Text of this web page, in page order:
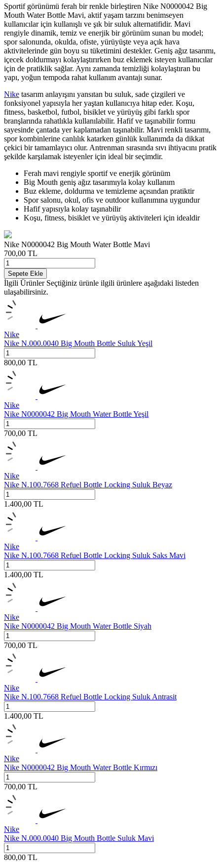
Sportif görünümü ferah bir renkle birleştiren Nike N0000042 Big
Mouth Water Bottle Mavi, aktif yaşam tarzını benimseyen
kullanıcılar için kullanışlı ve şık bir suluk alternatifidir. Mavi
rengiyle dinamik, temiz ve enerjik bir görünüm sunan bu model;
spor salonunda, okulda, ofiste, yürüyüşte veya açık hava
aktivitelerinde gün boyu su tüketimini destekler. Geniş ağız tasarımı,
içecek doldurmayı kolaylaştırırken buz eklemek isteyen kullanıcılar
için de pratiklik sağlar. Aynı zamanda temizliği kolaylaştıran bu
yapı, yoğun tempoda rahat kullanım avantajı sunar.
Nike tasarım anlayışını yansıtan bu suluk, sade çizgileri ve
fonksiyonel yapısıyla her yaştan kullanıcıya hitap eder. Koşu,
fitness, basketbol, futbol, bisiklet ve yürüyüş gibi farklı spor
branşlarında rahatlıkla kullanılabilir. Hafif ve taşınabilir formu
sayesinde çantada yer kaplamadan taşınabilir. Mavi renkli tasarımı,
spor kombinlerine canlılık katarken günlük kullanımda da dikkat
çekici bir tamamlayıcı olur. Antrenman sırasında sıvı ihtiyacını pratik
şekilde karşılamak isteyenler için ideal bir seçimdir.
Ferah mavi rengiyle sportif ve enerjik görünüm
Big Mouth geniş ağız tasarımıyla kolay kullanım
Buz ekleme, doldurma ve temizleme açısından pratiktir
Spor salonu, okul, ofis ve outdoor kullanımına uygundur
Hafif yapısıyla kolay taşınabilir
Koşu, fitness, bisiklet ve yürüyüş aktiviteleri için idealdir
Nike N0000042 Big Mouth Water Bottle Mavi
700,00 TL
Sepete Ekle
İlgili Ürünler Seçtiğiniz ürünle ilgili ürünlere aşağıdaki listeden
ulaşabilirsiniz.
Nike
Nike N.000.0040 Big Mouth Bottle Suluk Yeşil
800,00 TL
Nike
Nike N0000042 Big Mouth Water Bottle Yeşil
700,00 TL
Nike
Nike N.100.7668 Refuel Bottle Locking Suluk Beyaz
1.400,00 TL
Nike
Nike N.100.7668 Refuel Bottle Locking Suluk Saks Mavi
1.400,00 TL
Nike
Nike N0000042 Big Mouth Water Bottle Siyah
700,00 TL
Nike
Nike N.100.7668 Refuel Bottle Locking Suluk Antrasit
1.400,00 TL
Nike
Nike N0000042 Big Mouth Water Bottle Kırmızı
700,00 TL
Nike
Nike N.000.0040 Big Mouth Bottle Suluk Mavi
800,00 TL